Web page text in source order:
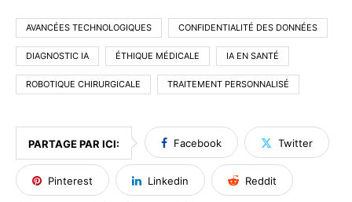
AVANCÉES TECHNOLOGIQUES CONFIDENTIALITÉ DES DONNÉES
DIAGNOSTIC IA ÉTHIQUE MÉDICALE IA EN SANTÉ
ROBOTIQUE CHIRURGICALE TRAITEMENT PERSONNALISÉ
PARTAGE PAR ICI: Facebook Twitter
Pinterest Linkedin Reddit